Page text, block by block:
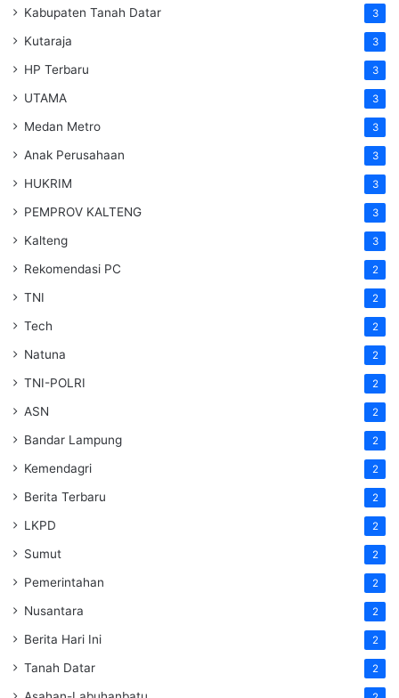
Kabupaten Tanah Datar 3
Kutaraja 3
HP Terbaru 3
UTAMA 3
Medan Metro 3
Anak Perusahaan 3
HUKRIM 3
PEMPROV KALTENG 3
Kalteng 3
Rekomendasi PC 2
TNI 2
Tech 2
Natuna 2
TNI-POLRI 2
ASN 2
Bandar Lampung 2
Kemendagri 2
Berita Terbaru 2
LKPD 2
Sumut 2
Pemerintahan 2
Nusantara 2
Berita Hari Ini 2
Tanah Datar 2